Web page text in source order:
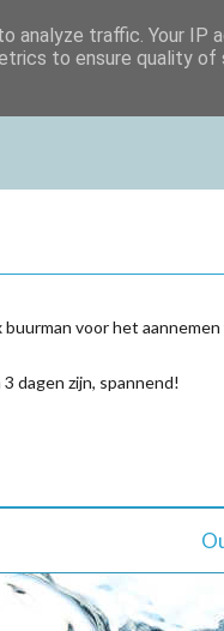
voor het
dagen zijn, spannend!
analyze traffic. Your IP
to ensure quality of